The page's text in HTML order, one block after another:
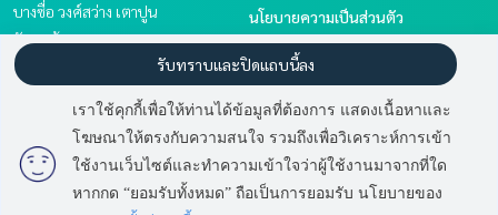
มี2คนกำลังดูประกาศนี้
บางซื่อ วงศ์สว่าง เตาปูน
รัชดา ห้วยขวาง
พระราม 9 เพชรบุรีตัดใหม่ RCA
นโยบายความเป็นส่วนตัว
เกี่ยวกับเรา
วิธีการฝากขาย-เช่า
ติดต่อ
เราใช้คุกกี้เพื่อให้ท่านได้ข้อมูลที่ต้องการ แสดงเนื้อหาและ
โฆษณาให้ตรงกับความสนใจ รวมถึงเพื่อวิเคราะห์การเข้า
ใช้งานเว็บไซต์และทำความเข้าใจว่าผู้ใช้งานมาจากที่ใด
หากกด “ยอมรับทั้งหมด” ถือเป็นการยอมรับ นโยบายของ
รับทราบและปิดแถบนี้ลง